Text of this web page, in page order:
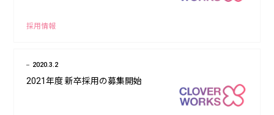
採用情報
2020.3.2
2021年度 新卒採用の募集開始